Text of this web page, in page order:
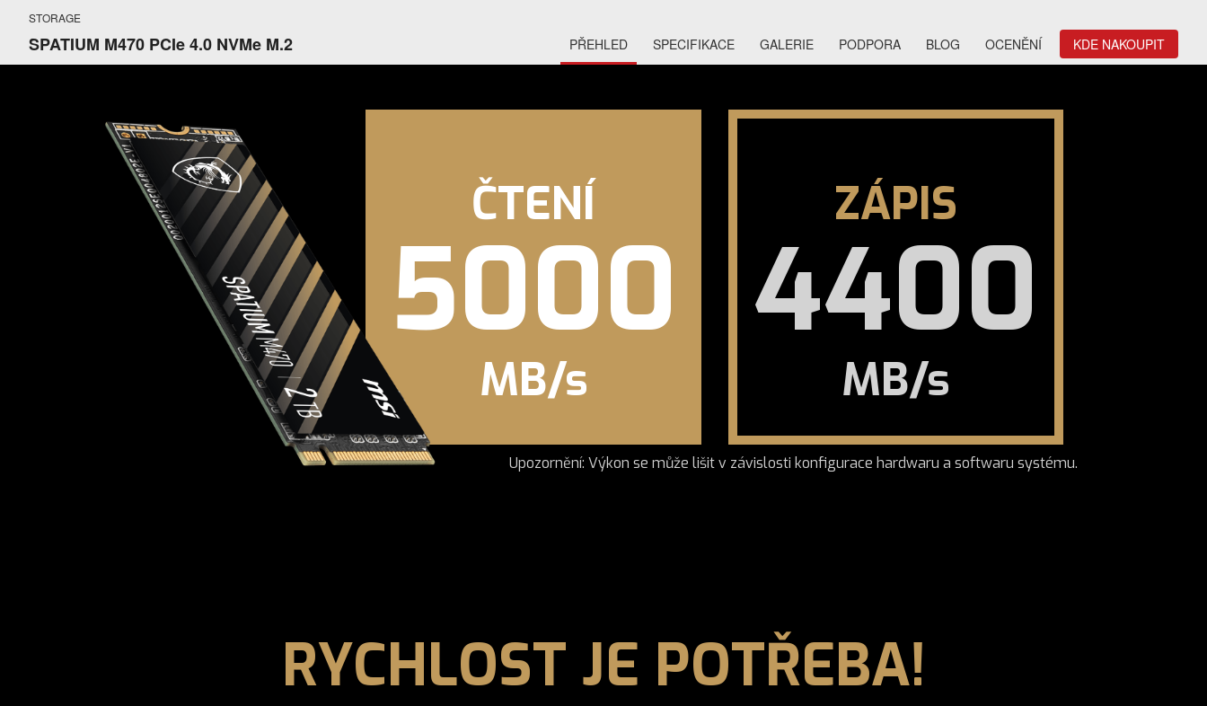
STORAGE
SPATIUM M470 PCIe 4.0 NVMe M.2 PŘEHLED SPECIFIKACE GALERIE PODPORA BLOG OCENĚNÍ KDE NAKOUPIT
ČTENÍ
5000
MB/s
ZÁPIS
4400
MB/s
Upozornění: Výkon se může lišit v závislosti konfigurace hardwaru a softwaru systému.
RYCHLOST JE POTŘEBA!